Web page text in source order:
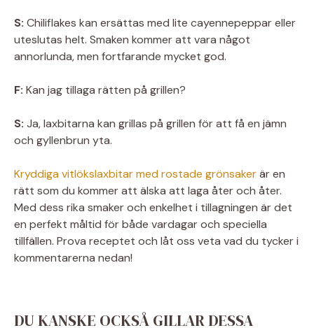
S: Chiliflakes kan ersättas med lite cayennepeppar eller
uteslutas helt. Smaken kommer att vara något
annorlunda, men fortfarande mycket god.
F: Kan jag tillaga rätten på grillen?
S: Ja, laxbitarna kan grillas på grillen för att få en jämn
och gyllenbrun yta.
Kryddiga vitlökslaxbitar med rostade grönsakerär en
rätt som du kommer att älska att laga åter och åter.
Med dess rika smaker och enkelhet i tillagningen är det
en perfekt måltid för både vardagar och speciella
tillfällen. Prova receptet och låt oss veta vad du tycker i
kommentarerna nedan!
DU KANSKE OCKSÅ GILLAR DESSA